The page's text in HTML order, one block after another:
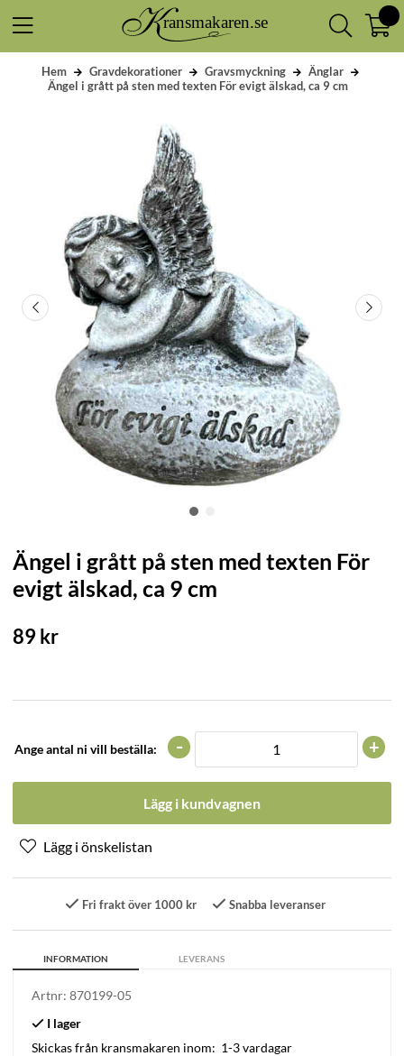
Hem Gravdekorationer Gravsmyckning
Änglar
Ängel i grått på sten med texten För evigt älskad, ca 9 cm
Ängel i grått på sten med texten För
evigt älskad, ca 9 cm
89kr
Ange antal ni vill beställa: +
-
Lägg i kundvagnen
Fri frakt över 1000 kr Snabba leveranser
INFORMATION LEVERANS
Artnr: 870199-05
Skickas från kransmakaren inom: 1-3 vardagar